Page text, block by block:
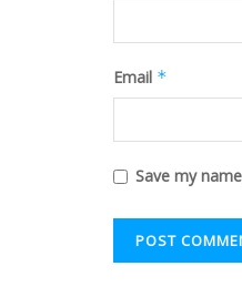
Email *
Save my